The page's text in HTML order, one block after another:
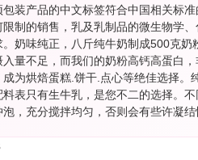
装产品的中文标签符合中国相关标
制的销售，乳及乳制品的微生物学
奶味纯正，八斤纯牛奶制成500克
量不足，而我们的奶粉高钙高蛋白
为烘焙蛋糕.饼干.点心等绝佳选择。
表只有生牛乳，是您不二的选择。
，充分搅拌均匀，否则会有些许凝结